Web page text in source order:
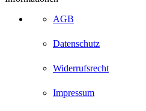
AGB
Datenschutz
Widerrufsrecht
Impressum